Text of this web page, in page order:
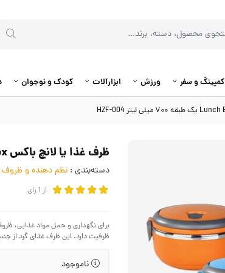
کمپینگ و سفر ورزش ابزارآلات کودک و نوجوان
ظرف غذا یا لانچ باکس Lunch Box یک طبقه ۷۰۰ میلی لیتر HZF-004
دسته‌بندی : نظم دهنده و ظروف
از 1رای
ظرفیت دارد. این ظرف غذای گرد از
ناموجود